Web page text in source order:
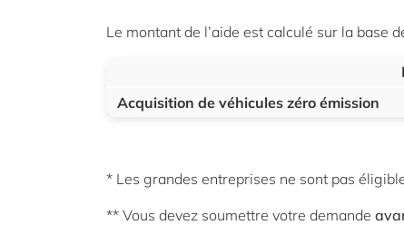
Le montant de l’aide est calculé sur la base
Acquisition de véhicules zéro émission
* Les grandes entreprises ne sont pas
** Vous devez soumettre votre demande